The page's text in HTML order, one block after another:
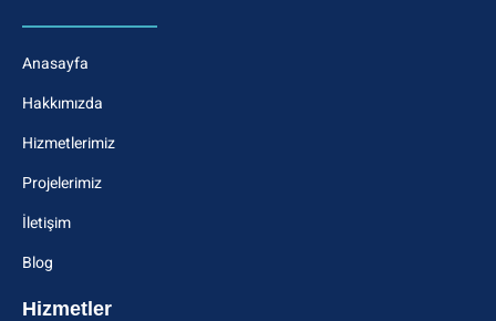
Anasayfa
Hakkımızda
Hizmetlerimiz
Projelerimiz
İletişim
Blog
Hizmetler